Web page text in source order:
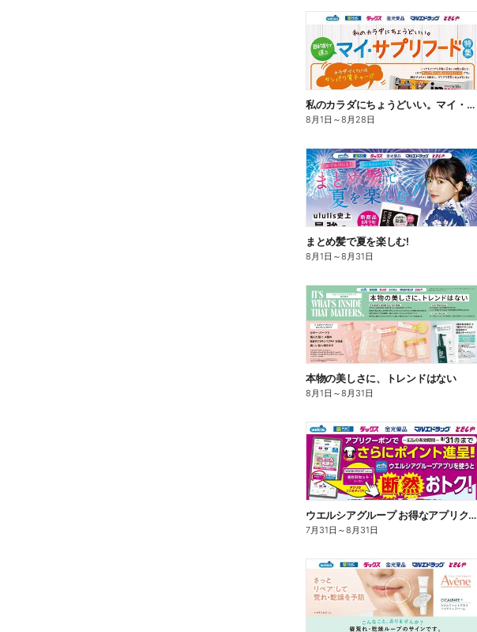
私のカラダにちょうどいい。マイ・サプリフード
8月1日 ～8月28日
まとめ髪で夏を楽しむ!
8月1日 ～8月31日
本物の美しさに、トレンドはない
8月1日 ～8月31日
ウエルシアグループ お得なアプリクーポン
7月31日 ～8月31日